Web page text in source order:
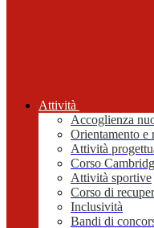
Attività
Accoglienza
Orientamento e
Attività
Corso
Attività sportive
Corso di
Inclusività
Bandi di